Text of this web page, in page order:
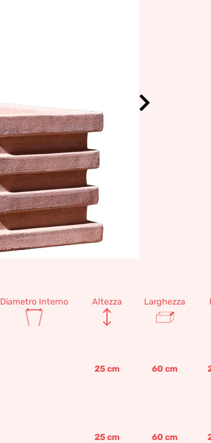
Diametro Interno Altezza Larghezza
25cm 60 cm
25cm 60 cm